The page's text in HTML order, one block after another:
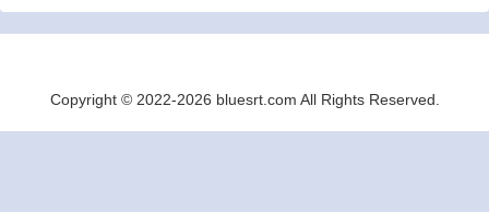
Copyright © 2022-2026 bluesrt.com All Rights Reserved.